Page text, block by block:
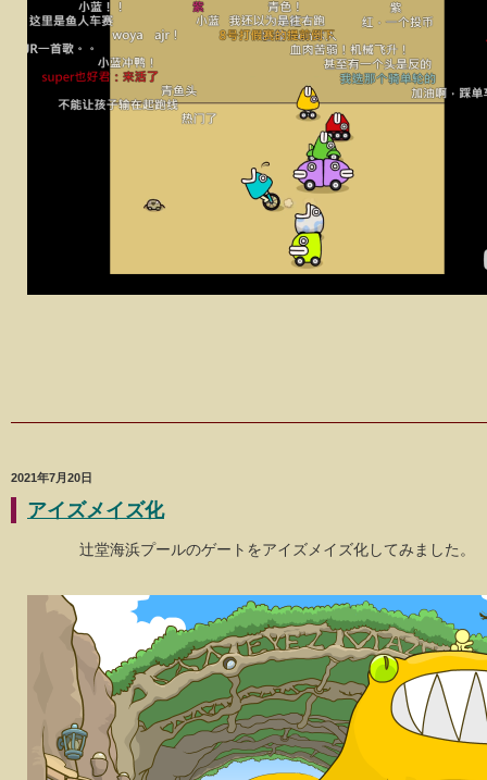
2021年7月20日
アイズメイズ化
辻堂海浜プールのゲートをアイズメイズ化してみました。